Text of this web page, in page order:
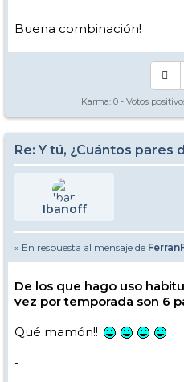
Buena combinación!
Karma: 0 - Votos
Re: Y tú, ¿Cuántos pares
Ibanoff
» En respuesta al mensaje de
De los que hago uso
vez por temporada son 6
Qué mamón!!
-